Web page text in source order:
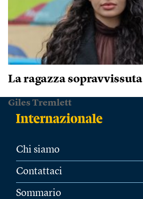
La ragazza sopravvissuta
Giles Tremlett
Chi siamo
Contattaci
Sommario